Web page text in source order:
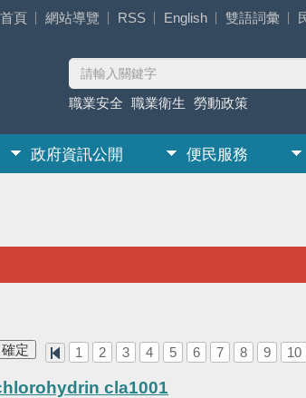
頁 網站導覽 RSS English 雙語詞彙
職業安全 職業衛生 勞動政策
政府資訊公開 便民服務
1 2 3 4 5 6 7 8 9 10
cla1001